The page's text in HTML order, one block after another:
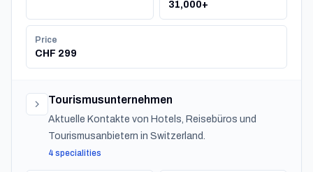
31,000+
Price
CHF 299
Tourismusunternehmen
Aktuelle Kontakte von Hotels, Reisebüros und
Tourismusanbietern in Switzerland.
4 specialities